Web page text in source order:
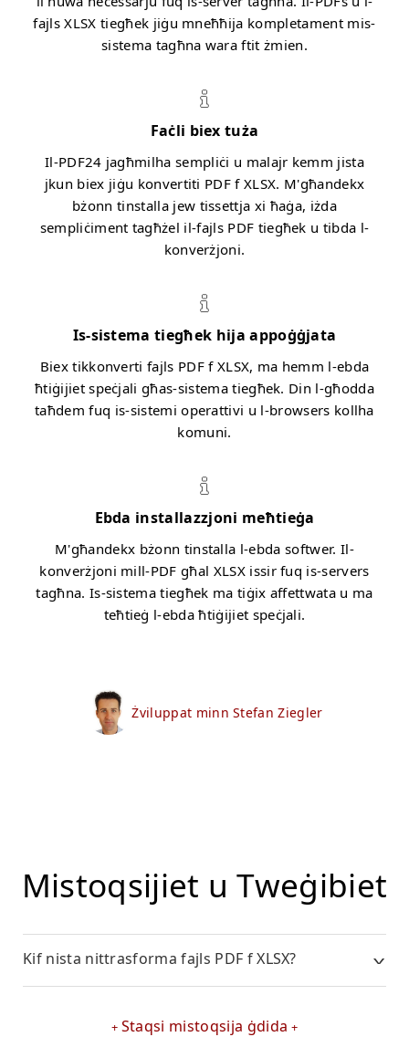
fajls XLSX tiegħek jiġu mneħħija kompletament mis-
sistema tagħna wara ftit żmien.
Faċli biex tuża
Il-PDF24 jagħmilha sempliċi u malajr kemm jista
jkun biex jiġu konvertiti PDF f XLSX. M'għandekx
bżonn tinstalla jew tissettja xi ħaġa, iżda
sempliċiment tagħżel il-fajls PDF tiegħek u tibda l-
konverżjoni.
Is-sistema tiegħek hija appoġġjata
Biex tikkonverti fajls PDF f XLSX, ma hemm l-ebda
ħtiġijiet speċjali għas-sistema tiegħek. Din l-għodda
taħdem fuq is-sistemi operattivi u l-browsers kollha
komuni.
Ebda installazzjoni meħtieġa
M'għandekx bżonn tinstalla l-ebda softwer. Il-
konverżjoni mill-PDF għal XLSX issir fuq is-servers
tagħna. Is-sistema tiegħek ma tiġix affettwata u ma
teħtieġ l-ebda ħtiġijiet speċjali.
Żviluppat minn Stefan Ziegler
Mistoqsijiet u Tweġibiet
Kif nista nittrasforma fajls PDF f XLSX?
Staqsi mistoqsija ġdida